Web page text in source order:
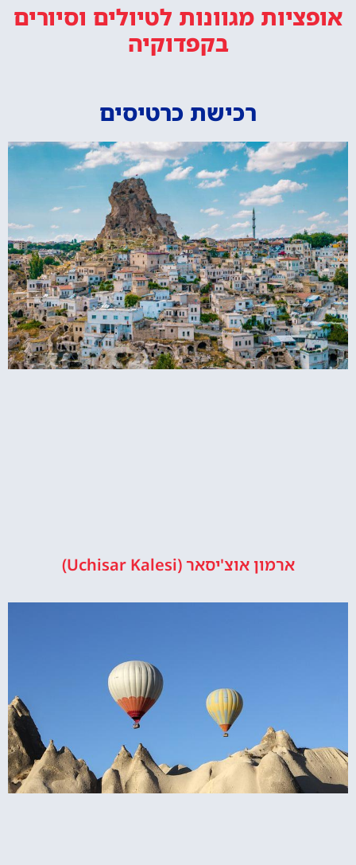
אופציות מגוונות לטיולים וסיורים
בקפדוקיה
רכישת כרטיסים
ארמון אוצ'יסאר (Uchisar Kalesi)